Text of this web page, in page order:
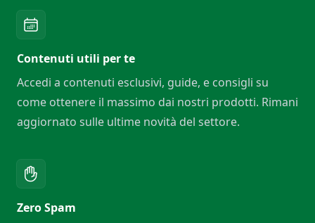
Contenuti utili per te
Accedi a contenuti esclusivi, guide, e consigli su
come ottenere il massimo dai nostri prodotti. Rimani
aggiornato sulle ultime novità del settore.
Zero Spam